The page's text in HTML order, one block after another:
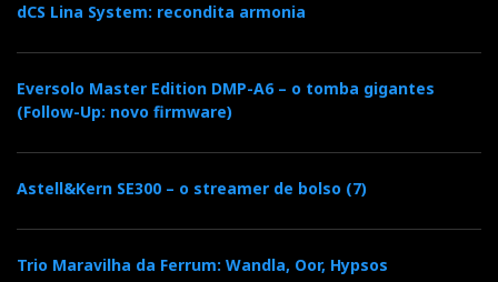
dCS Lina System: recondita armonia
Eversolo Master Edition DMP-A6 – o tomba gigantes
(Follow-Up: novo firmware)
Astell&Kern SE300 – o streamer de bolso (7)
Trio Maravilha da Ferrum: Wandla, Oor, Hypsos